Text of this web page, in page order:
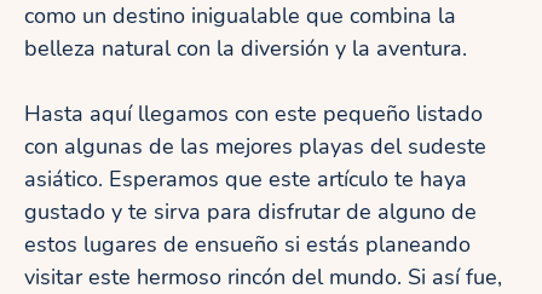
como un destino inigualable que combina la
belleza natural con la diversión y la aventura.
Hasta aquí llegamos con este pequeño listado
con algunas de las mejores playas del sudeste
asiático. Esperamos que este artículo te haya
gustado y te sirva para disfrutar de alguno de
estos lugares de ensueño si estás planeando
visitar este hermoso rincón del mundo. Si así fue,